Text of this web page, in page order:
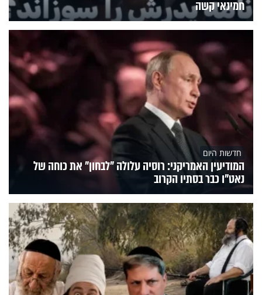
חמינאי קשה
חדשות היום
המודיעין האמריקני: רוסיה עלולה "לבחון" את כוחה של
נאט"ו כבר בסתיו הקרוב